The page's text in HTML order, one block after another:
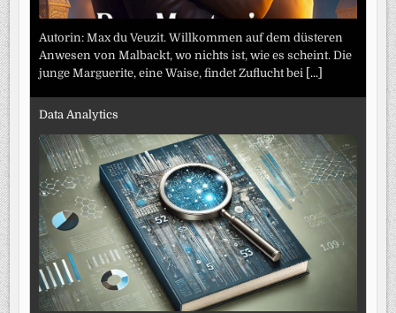
Autorin: Max du Veuzit. Willkommen auf dem düsteren
Anwesen von Malbackt, wo nichts ist, wie es scheint. Die
junge Marguerite, eine Waise, findet Zuflucht bei [...]
Data Analytics